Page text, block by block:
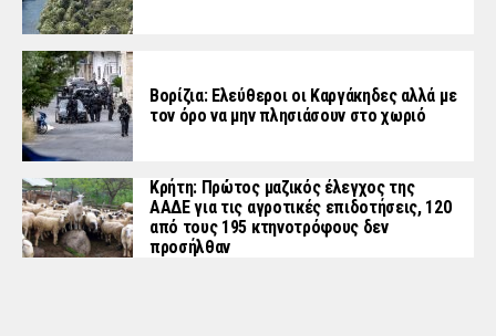
Βορίζια: Ελεύθεροι οι Καργάκηδες αλλά με
τον όρο να μην πλησιάσουν στο χωριό
Κρήτη: Πρώτος μαζικός έλεγχος της
ΑΑΔΕ για τις αγροτικές επιδοτήσεις, 120
από τους 195 κτηνοτρόφους δεν
προσήλθαν